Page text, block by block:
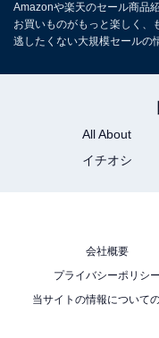
ッティング 洗車 花
ケルヒャー「K2
ケルヒャー
パクト収納 ハイパワ
Amazonや楽天のセール商品
お買いものがもっと楽しく、
逃したくない大規模セールの
All About
イチオシ
会社概要
プライバシーポリシー
当サイトの情報について